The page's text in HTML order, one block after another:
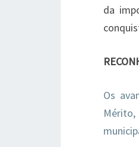
da
Os